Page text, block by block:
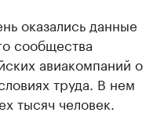
оказались данные
сообщества
авиакомпаний о
труда. В нем
тысяч человек.